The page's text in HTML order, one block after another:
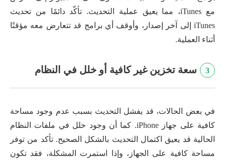
مع iTunes، مما يعيق عملية التحديث. تأكّد دائمًا من تحديث
iTunes إلى آخر إصدار، وأوقف أي برامج قد تتعارض معه مؤقتًا
أثناء العملية.
3 سعة تخزين غير كافية أو خلل في النظام
في بعض الحالات، قد يفشل التحديث بسبب عدم وجود مساحة
كافية على جهاز iPhone. كما أن وجود خلل في ملفات النظام
الحالية قد يعيق اكتمال التحديث بالشكل الصحيح. تأكد من توفر
مساحة كافية على الجهاز، وإذا استمرت المشكلة، فقد تكون